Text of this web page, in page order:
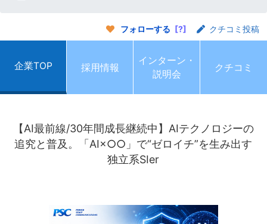
フォローする [?] クチコミ投稿
企業TOP 採用情報
インターン・
説明会
クチコミ
【AI最前線/30年間成長継続中】AIテクノロジーの
追究と普及。「AI×○○」で“ゼロイチ”を生み出す
独立系SIer